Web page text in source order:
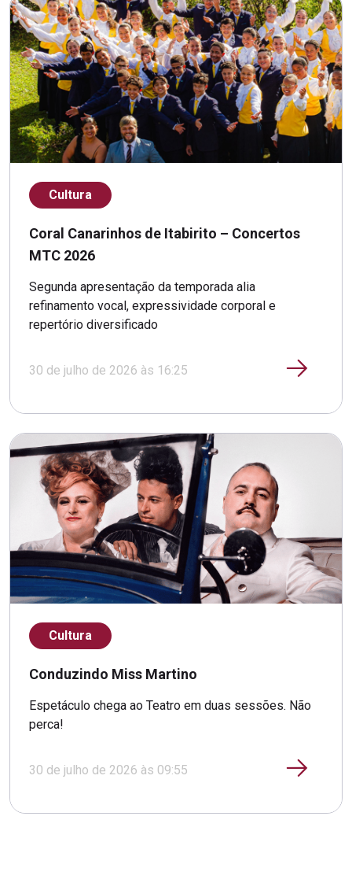
Cultura
Coral Canarinhos de Itabirito – Concertos
MTC 2026
Segunda apresentação da temporada alia
refinamento vocal, expressividade corporal e
repertório diversificado
30 de julho de 2026 às 16:25
Cultura
Conduzindo Miss Martino
Espetáculo chega ao Teatro em duas sessões. Não
perca!
30 de julho de 2026 às 09:55